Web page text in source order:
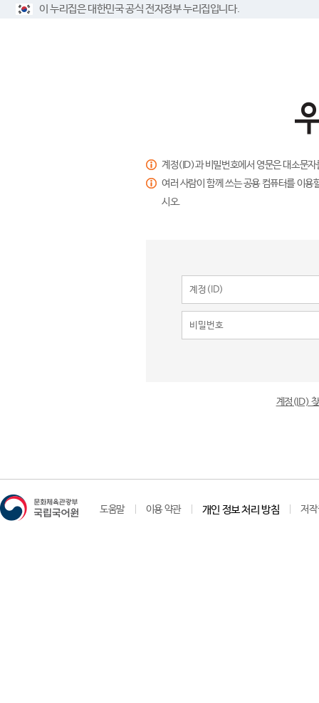
이 누리집은 대한민국 공식 전자정부 누리집입니다.
계정(ID)과 비밀번호에서 영문은 대소문
여러 사람이 함께 쓰는 공용 컴퓨터를 이
시오.
계정(ID)
도움말 이용 약관 개인 정보 처리 방침 저